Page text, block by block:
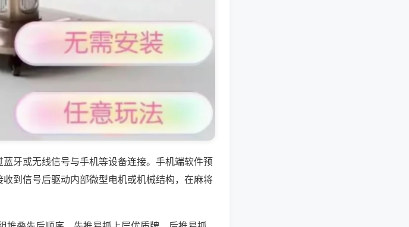
牙或无线信号与手机等设备连接。手机端软件预
到信号后驱动内部微型电机或机械结构，在麻将